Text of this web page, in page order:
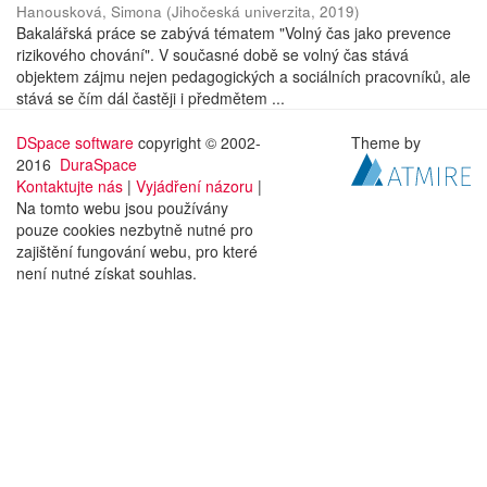
Hanousková, Simona (Jihočeská univerzita, 2019)
Bakalářská práce se zabývá tématem "Volný čas jako prevence
rizikového chování". V současné době se volný čas stává
objektem zájmu nejen pedagogických a sociálních pracovníků, ale
stává se čím dál častěji i předmětem ...
DSpace software copyright © 2002-
2016 DuraSpace
Kontaktujte nás | Vyjádření názoru |
Na tomto webu jsou používány
pouze cookies nezbytně nutné pro
zajištění fungování webu, pro které
není nutné získat souhlas.
Theme by